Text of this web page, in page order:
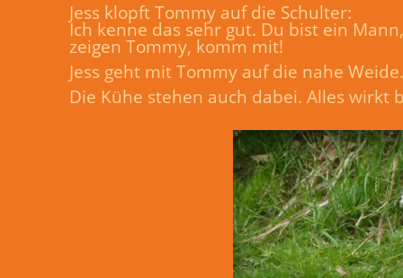
Jess klopft Tommy auf die Schulter:
Ich kenne das sehr gut. Du bist ein
zeigen Tommy, komm mit!
Jess geht mit Tommy auf die nahe
Die Kühe stehen auch dabei. Alles wirkt